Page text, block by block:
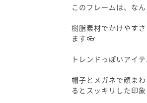
このフレームは、な
樹脂素材でかけやす
ます👓
トレンドっぽいアイ
帽子とメガネで顔ま
るとスッキリした印